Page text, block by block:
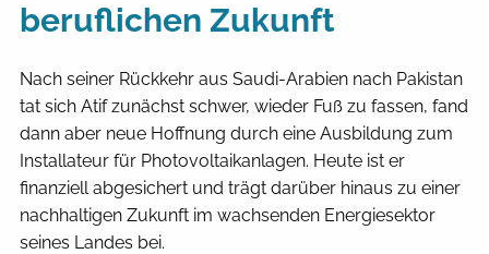
beruflichen Zukunft
Nach seiner Rückkehr aus Saudi-Arabien nach Pakistan
tat sich Atif zunächst schwer, wieder Fuß zu fassen, fand
dann aber neue Hoffnung durch eine Ausbildung zum
Installateur für Photovoltaikanlagen. Heute ist er
finanziell abgesichert und trägt darüber hinaus zu einer
nachhaltigen Zukunft im wachsenden Energiesektor
seines Landes bei.